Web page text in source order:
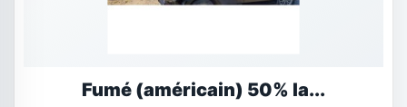
Fumé (américain) 50% la...